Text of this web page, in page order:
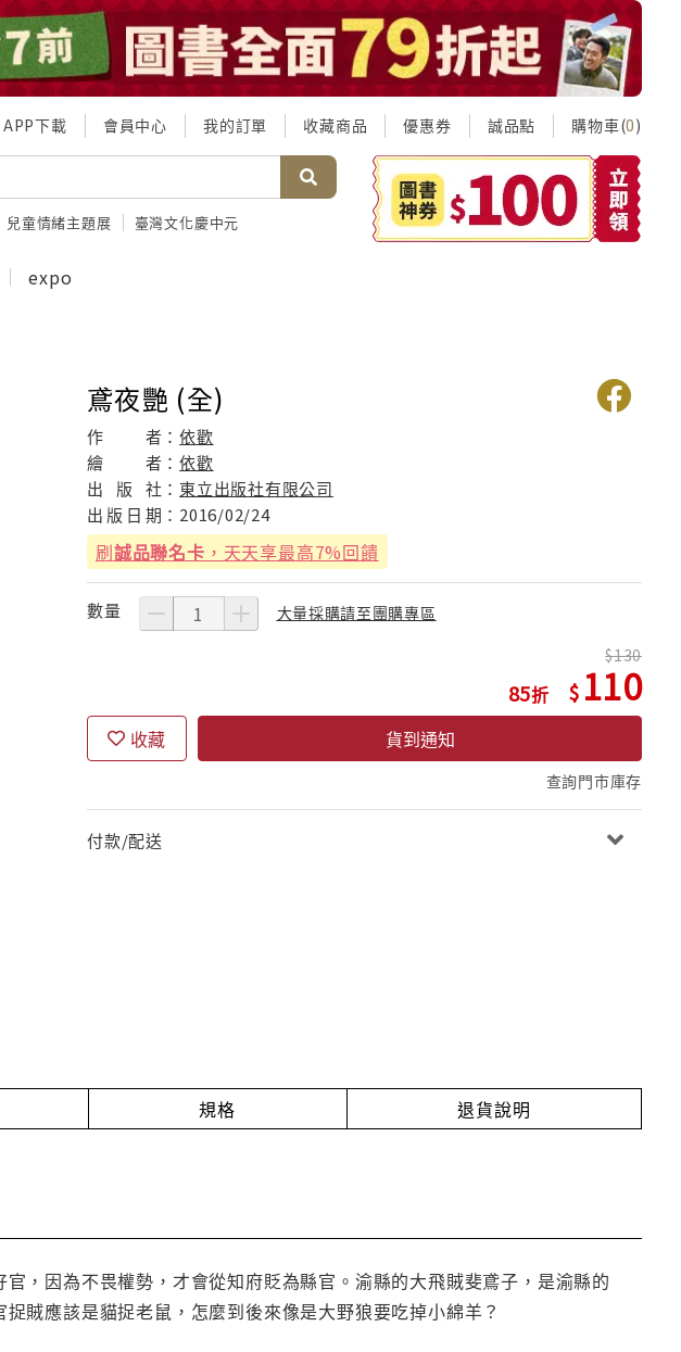
APP下載 會員中心 我的訂單 收藏商品 優惠券 誠品點 購物車(0)
兒童情緒主題展 臺灣文化慶中元
expo
鳶夜艷 (全)
作 者：依歡
繪
者：依歡
出
版 社： 東立出版社有限公司
出 版 日 期： 2016/02/24
刷誠品聯名卡 ，天天享最高7%回饋
數量 大量採購請至團購專區
85
130
110
收藏 貨到通知
查詢門市庫存
付款/配送
規格 退貨說明
，因為不畏權勢，才會從知府貶為縣官。渝縣的大飛賊斐鳶子，是渝縣的
賊應該是貓捉老鼠，怎麼到後來像是大野狼要吃掉小綿羊？